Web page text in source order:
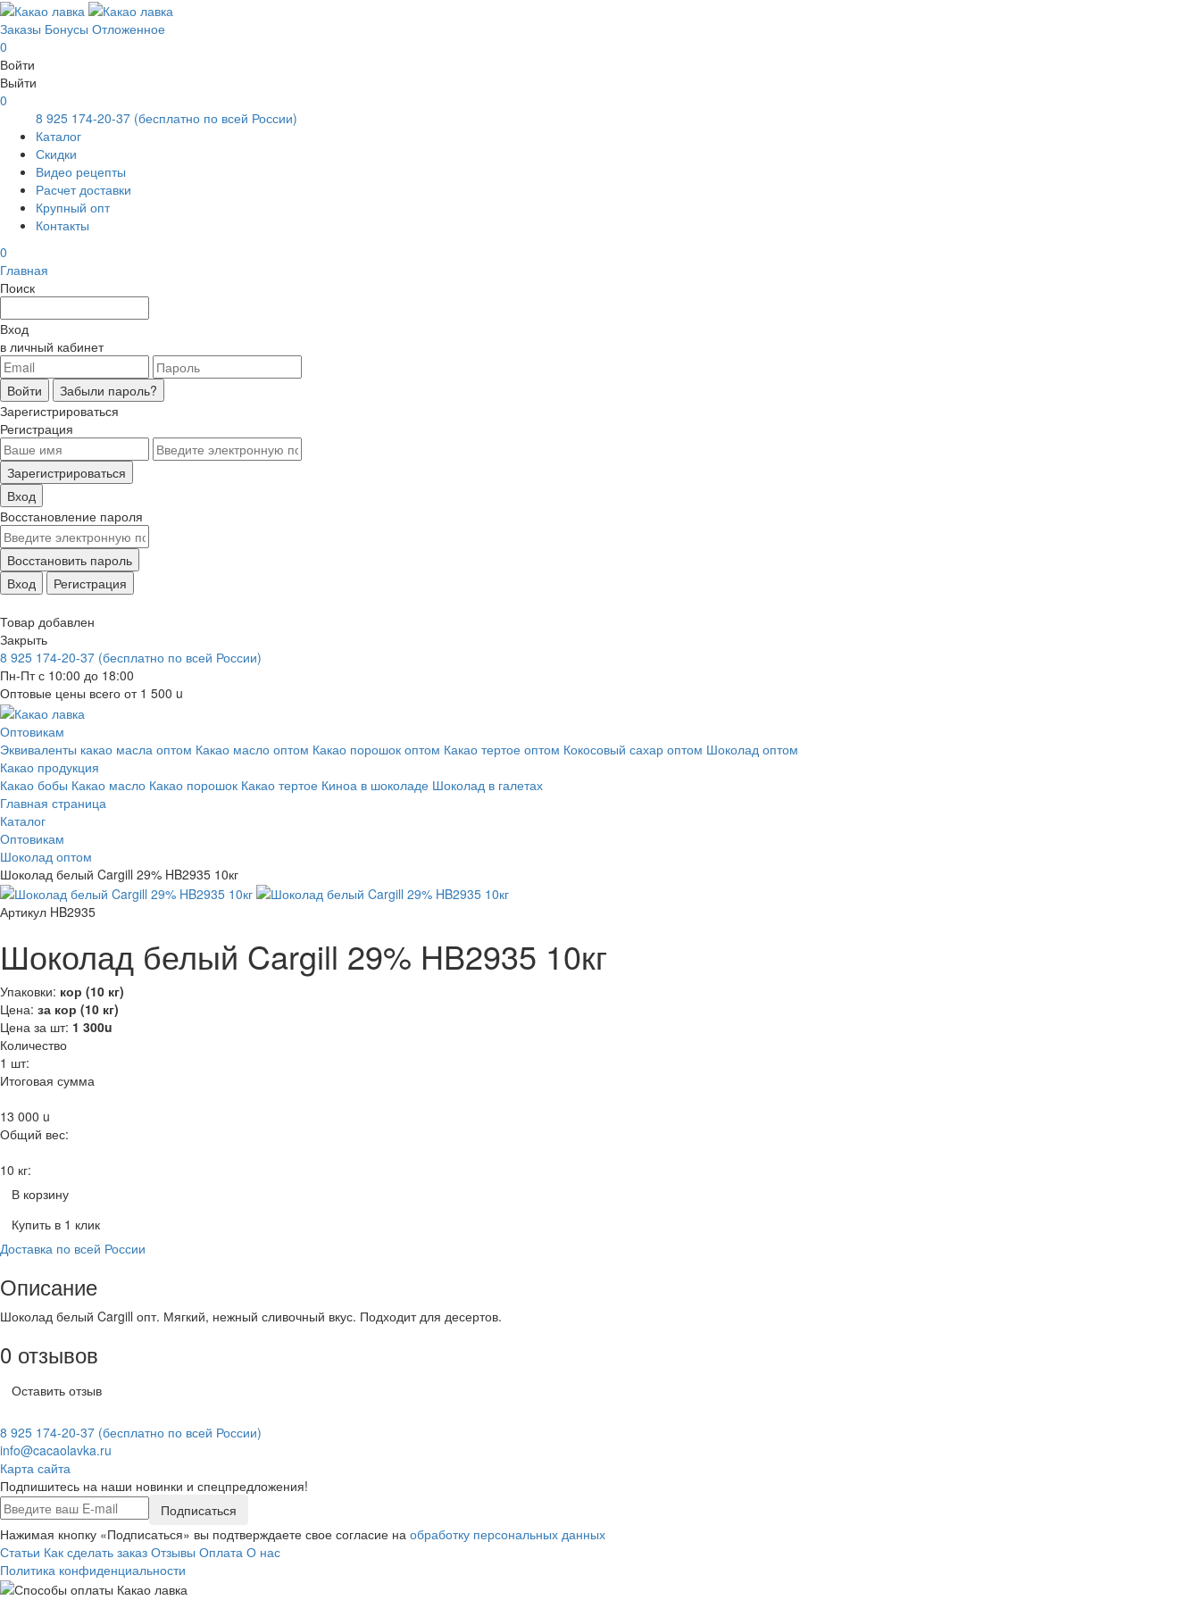
Заказы Бонусы Отложенное
0
Войти
Выйти
0
8 925 174-20-37 (бесплатно по всей России)
Каталог
Скидки
Видео рецепты
Расчет доставки
Крупный опт
Контакты
0
Главная
Поиск
Вход
в личный кабинет
Войти
Забыли пароль?
Зарегистрироваться
Регистрация
Зарегистрироваться
Вход
Восстановление пароля
Восстановить пароль
Вход
Регистрация
Товар добавлен
Закрыть
8 925 174-20-37 (бесплатно по всей России)
Пн-Пт с 10:00 до 18:00
Оптовые цены всего от 1 500 u
Оптовикам
Эквиваленты какао масла оптом Какао масло оптом Какао порошок оптом Какао тертое оптом Кокосовый сахар оптом Шоколад оптом
Какао продукция
Какао бобы Какао масло Какао порошок Какао тертое Киноа в шоколаде Шоколад в галетах
Главная страница
Каталог
Оптовикам
Шоколад оптом
Шоколад белый Cargill 29% HB2935 10кг
Артикул HB2935
Шоколад белый Cargill 29% HB2935 10кг
Упаковки: кор (10 кг)
Цена: за кор (10 кг)
Цена за шт: 1 300u
Количество
1 шт:
Итоговая сумма
13 000 u
Общий вес:
10 кг:
В корзину
Купить в 1 клик
Доставка по всей России
Описание
Шоколад белый Cargill опт. Мягкий, нежный сливочный вкус. Подходит для десертов.
0 отзывов
Оставить отзыв
8 925 174-20-37 (бесплатно по всей России)
info@cacaolavka.ru
Карта сайта
Подпишитесь на наши новинки и спецпредложения!
Подписаться
Нажимая кнопку «Подписаться» вы подтверждаете свое согласие на обработку персональных данных
Статьи Как сделать заказ Отзывы Оплата О нас
Политика конфиденциальности